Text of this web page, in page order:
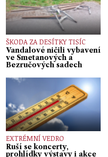
ŠKODA ZA DESÍTKY TISÍC
Vandalové ničili vybavení
ve Smetanových a
Bezručových sadech
EXTRÉMNÍ VEDRO
Ruší se koncerty,
prohlídky výstavy i akce